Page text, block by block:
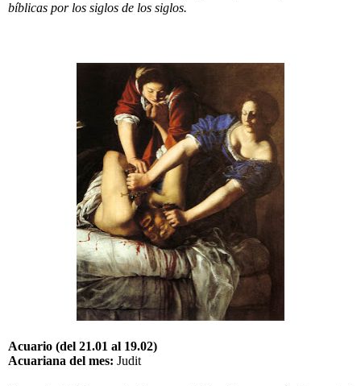
bíblicas por los siglos de los siglos.
Acuario (del 21.01 al 19.02)
Acuariana del mes: Judit